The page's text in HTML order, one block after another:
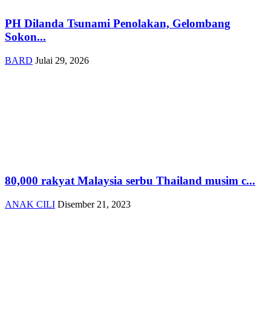
PH Dilanda Tsunami Penolakan, Gelombang
Sokon...
BARD Julai 29, 2026
80,000 rakyat Malaysia serbu Thailand musim c...
ANAK CILI Disember 21, 2023